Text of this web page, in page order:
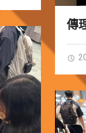
傳